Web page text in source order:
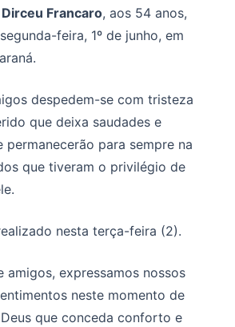
Dirceu Francaro, aos 54 anos,
feira, 1º de junho, em
despedem-se com tristeza
que deixa saudades e
permanecerão para sempre na
que tiveram o privilégio de
nesta terça-feira (2).
amigos, expressamos nossos
neste momento de
que conceda conforto e